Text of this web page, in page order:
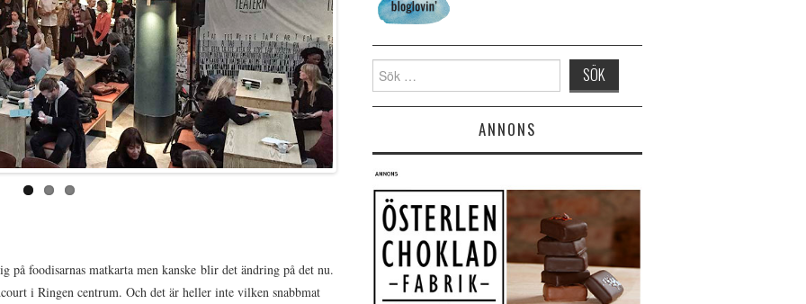
på foodisarnas matkarta men kanske blir det ändring på det nu.
i Ringen centrum. Och det är heller inte vilken snabbmat
Search for:
ANNONS